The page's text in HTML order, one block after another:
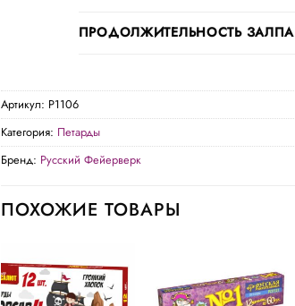
ПРОДОЛЖИТЕЛЬНОСТЬ ЗАЛПА
Артикул: Р1106
Категория: Петарды
Бренд: Русский Фейерверк
ПОХОЖИЕ ТОВАРЫ